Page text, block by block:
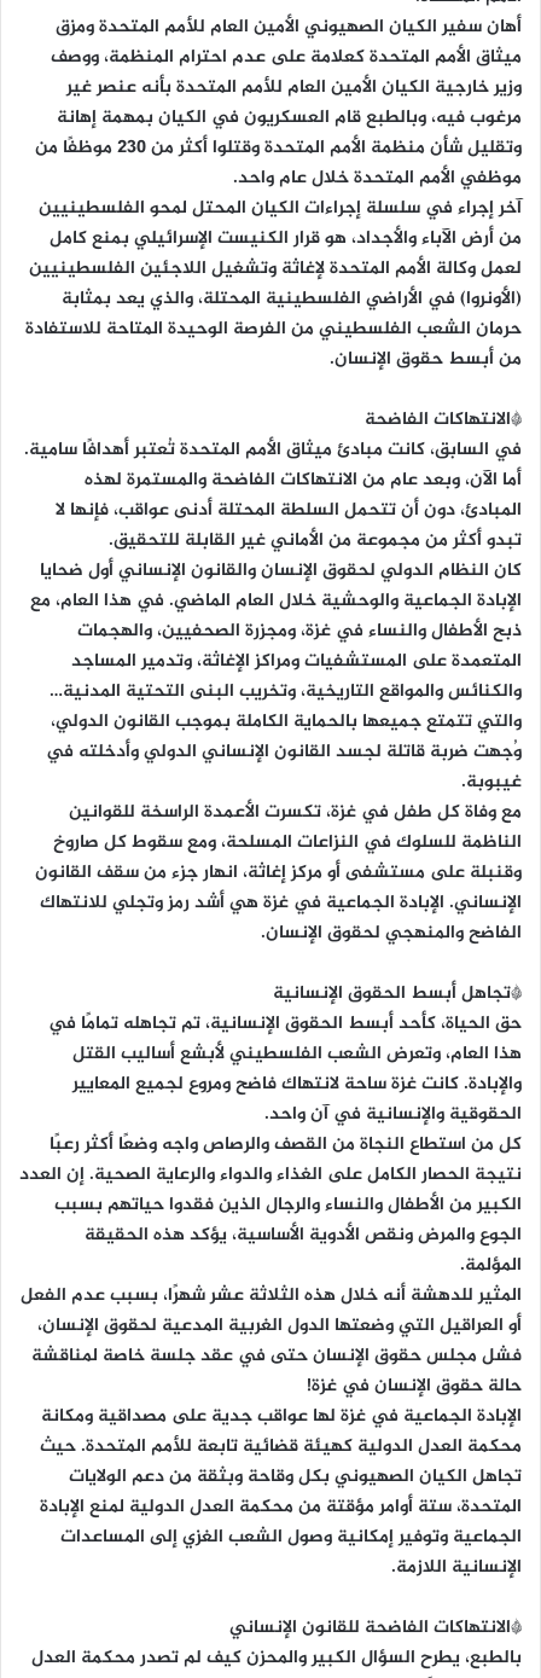
أهان سفير الكيان الصهيوني الأمين العام للأمم المتحدة ومزق
ميثاق الأمم المتحدة كعلامة على عدم احترام المنظمة، ووصف
وزير خارجية الكيان الأمين العام للأمم المتحدة بأنه عنصر غير
مرغوب فيه، وبالطبع قام العسكريون في الكيان بمهمة إهانة
وتقليل شأن منظمة الأمم المتحدة وقتلوا أكثر من 230 موظفًا من
موظفي الأمم المتحدة خلال عام واحد.
آخر إجراء في سلسلة إجراءات الكيان المحتل لمحو الفلسطينيين
من أرض الآباء والأجداد، هو قرار الكنيست الإسرائيلي بمنع كامل
لعمل وكالة الأمم المتحدة لإغاثة وتشغيل اللاجئين الفلسطينيين
(الأونروا) في الأراضي الفلسطينية المحتلة، والذي يعد بمثابة
حرمان الشعب الفلسطيني من الفرصة الوحيدة المتاحة للاستفادة
من أبسط حقوق الإنسان.
*الانتهاكات الفاضحة
في السابق، كانت مبادئ ميثاق الأمم المتحدة تُعتبر أهدافًا سامية.
أما الآن، وبعد عام من الانتهاكات الفاضحة والمستمرة لهذه
المبادئ، دون أن تتحمل السلطة المحتلة أدنى عواقب، فإنها لا
تبدو أكثر من مجموعة من الأماني غير القابلة للتحقيق.
كان النظام الدولي لحقوق الإنسان والقانون الإنساني أول ضحايا
الإبادة الجماعية والوحشية خلال العام الماضي. في هذا العام، مع
ذبح الأطفال والنساء في غزة، ومجزرة الصحفيين، والهجمات
المتعمدة على المستشفيات ومراكز الإغاثة، وتدمير المساجد
والكنائس والمواقع التاريخية، وتخريب البنى التحتية المدنية…
والتي تتمتع جميعها بالحماية الكاملة بموجب القانون الدولي،
وُجهت ضربة قاتلة لجسد القانون الإنساني الدولي وأدخلته في
غيبوبة.
مع وفاة كل طفل في غزة، تكسرت الأعمدة الراسخة للقوانين
الناظمة للسلوك في النزاعات المسلحة، ومع سقوط كل صاروخ
وقنبلة على مستشفى أو مركز إغاثة، انهار جزء من سقف القانون
الإنساني. الإبادة الجماعية في غزة هي أشد رمز وتجلي للانتهاك
الفاضح والمنهجي لحقوق الإنسان.
*تجاهل أبسط الحقوق الإنسانية
حق الحياة، كأحد أبسط الحقوق الإنسانية، تم تجاهله تمامًا في
هذا العام، وتعرض الشعب الفلسطيني لأبشع أساليب القتل
والإبادة. كانت غزة ساحة لانتهاك فاضح ومروع لجميع المعايير
الحقوقية والإنسانية في آن واحد.
كل من استطاع النجاة من القصف والرصاص واجه وضعًا أكثر رعبًا
نتيجة الحصار الكامل على الغذاء والدواء والرعاية الصحية. إن العدد
الكبير من الأطفال والنساء والرجال الذين فقدوا حياتهم بسبب
الجوع والمرض ونقص الأدوية الأساسية، يؤكد هذه الحقيقة
المؤلمة.
المثير للدهشة أنه خلال هذه الثلاثة عشر شهرًا، بسبب عدم الفعل
أو العراقيل التي وضعتها الدول الغربية المدعية لحقوق الإنسان،
فشل مجلس حقوق الإنسان حتى في عقد جلسة خاصة لمناقشة
حالة حقوق الإنسان في غزة!
الإبادة الجماعية في غزة لها عواقب جدية على مصداقية ومكانة
محكمة العدل الدولية كهيئة قضائية تابعة للأمم المتحدة. حيث
تجاهل الكيان الصهيوني بكل وقاحة وبثقة من دعم الولايات
المتحدة، ستة أوامر مؤقتة من محكمة العدل الدولية لمنع الإبادة
الجماعية وتوفير إمكانية وصول الشعب الغزي إلى المساعدات
الإنسانية اللازمة.
*الانتهاكات الفاضحة للقانون الإنساني
بالطبع، يطرح السؤال الكبير والمحزن كيف لم تصدر محكمة العدل